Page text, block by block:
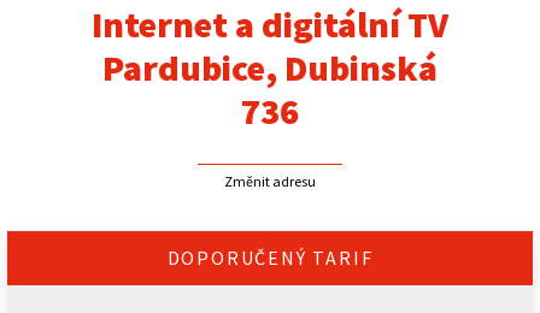
ČEZNET TV
Kontakt
Internet a digitální TV
Pardubice, Dubinská
736
Změnit adresu
DOPORUČENÝ TARIF